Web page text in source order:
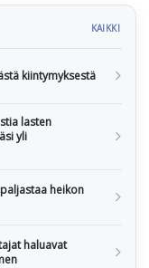
KAIKKI
kiintymyksestä
lasten
yli
heikon
haluavat